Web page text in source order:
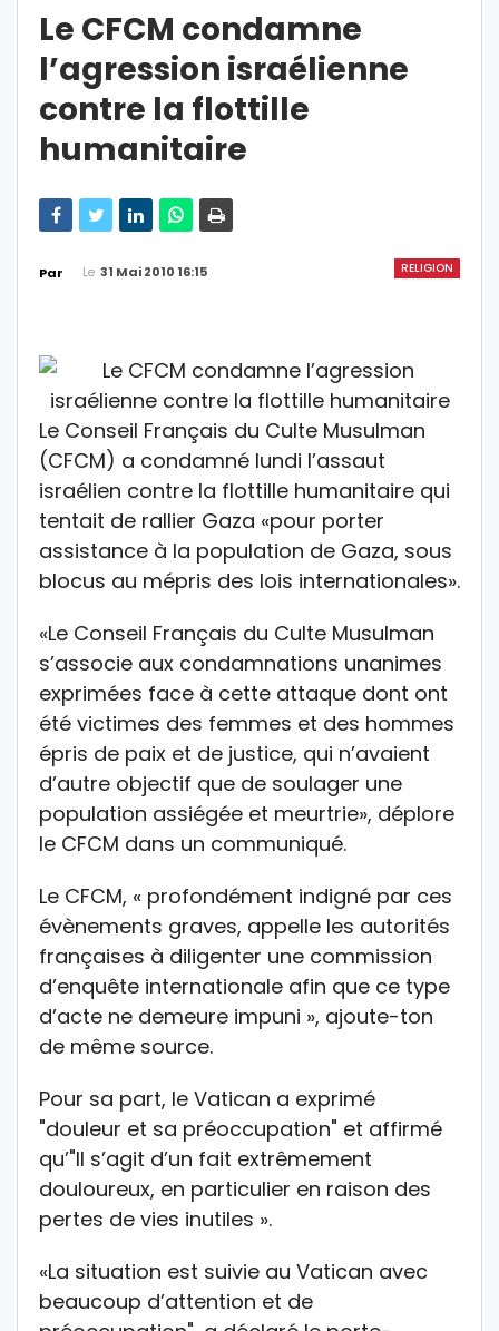
Le CFCM condamne
l’agression israélienne
contre la flottille
humanitaire
RELIGION
Par Le 31 Mai 2010 16:15
Le Conseil Français du Culte Musulman
(CFCM) a condamné lundi l’assaut
israélien contre la flottille humanitaire qui
tentait de rallier Gaza «pour porter
assistance à la population de Gaza, sous
blocus au mépris des lois internationales».
«Le Conseil Français du Culte Musulman
s’associe aux condamnations unanimes
exprimées face à cette attaque dont ont
été victimes des femmes et des hommes
épris de paix et de justice, qui n’avaient
d’autre objectif que de soulager une
population assiégée et meurtrie», déplore
le CFCM dans un communiqué.
Le CFCM, « profondément indigné par ces
évènements graves, appelle les autorités
françaises à diligenter une commission
d’enquête internationale afin que ce type
d’acte ne demeure impuni », ajoute-ton
de même source.
Pour sa part, le Vatican a exprimé
"douleur et sa préoccupation" et affirmé
qu’"Il s’agit d’un fait extrêmement
douloureux, en particulier en raison des
pertes de vies inutiles ».
«La situation est suivie au Vatican avec
beaucoup d’attention et de